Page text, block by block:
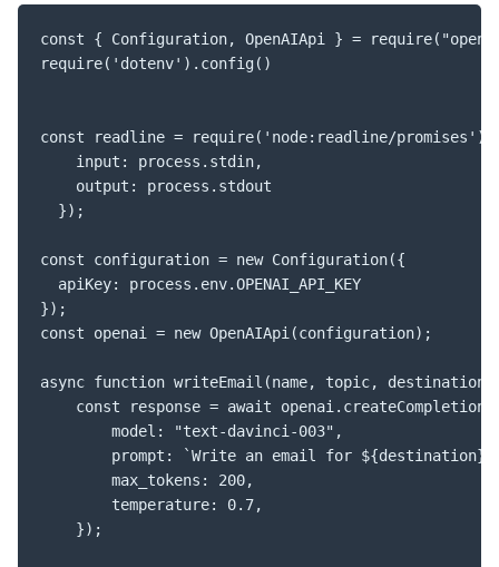
const { Configuration, OpenAIApi } =
require('dotenv').config()
const readline = require('node:readline/
    input: process.stdin,
    output: process.stdout
  });
const configuration = new Configuration({
  apiKey: process.env.OPENAI_API_KEY
});
const openai = new OpenAIApi(configuration);
async function writeEmail(name, topic,
const response = await
        model: "text-davinci-003",
prompt: `Write an email for
        max_tokens: 200,
        temperature: 0.7,
    });